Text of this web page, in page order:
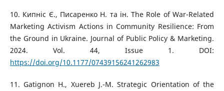
10. Кипніс Є., Писаренко Н. та ін. The Role of War-Related
Marketing Activism Actions in Community Resilience: From
the Ground in Ukraine. Journal of Public Policy & Marketing.
2024. Vol. 44, Issue 1. DOI:
https://doi.org/10.1177/07439156241262983
11. Gatignon H., Xuereb J.-M. Strategic Orientation of the